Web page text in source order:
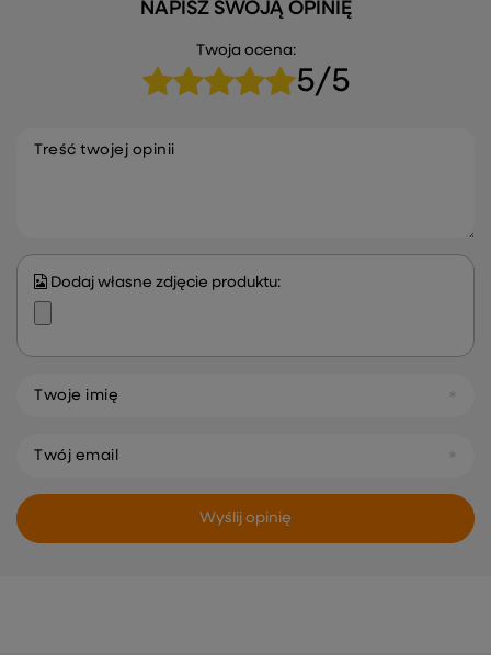
NAPISZ SWOJĄ OPINIĘ
Twoja ocena:
5/5
Treść twojej opinii
Dodaj własne zdjęcie produktu:
Twoje imię
Twój email
Wyślij opinię